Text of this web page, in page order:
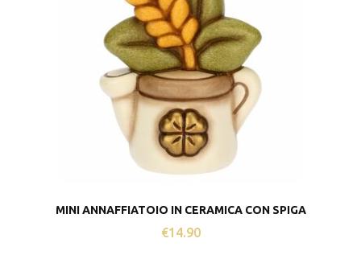
MINI ANNAFFIATOIO IN CERAMICA CON SPIGA
€14.90